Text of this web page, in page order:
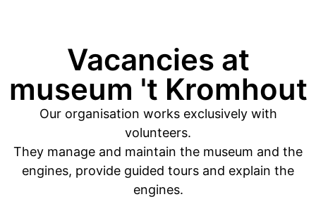
Vacancies at
museum 't Kromhout
Our organisation works exclusively with
volunteers.
They manage and maintain the museum and the
engines, provide guided tours and explain the
engines.